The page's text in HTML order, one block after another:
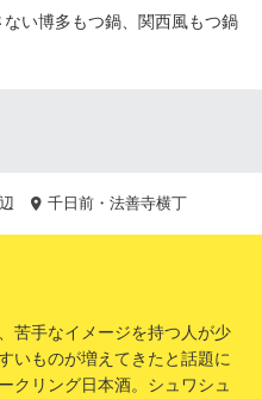
い博多もつ鍋、関西風もつ鍋
千日前・法善寺横丁
苦手なイメージを持つ人が少
いものが増えてきたと話題に
クリング日本酒。シュワシュ